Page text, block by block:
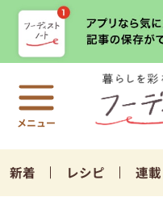
新着 レシピ 連載